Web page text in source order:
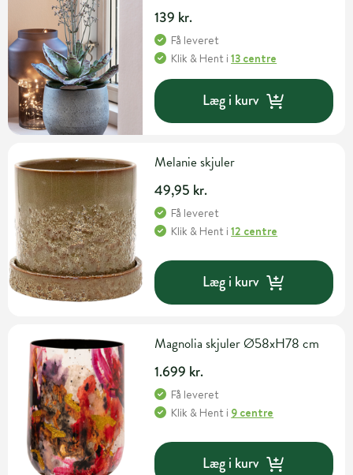
139 kr.
Få leveret
Klik & Hent i13 centre
Læg i kurv
Melanie skjuler
49,95 kr.
Få leveret
Klik & Hent i12 centre
Læg i kurv
Magnolia skjuler Ø58xH78 cm
1.699 kr.
Få leveret
Klik & Hent i 9 centre
Læg i kurv